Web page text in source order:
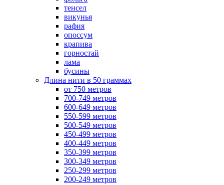
тенсел
викунья
рафия
опоссум
крапива
горностай
лама
бусины
Длина нити в 50 граммах
от 750 метров
700-749 метров
600-649 метров
550-599 метров
500-549 метров
450-499 метров
400-449 метров
350-399 метров
300-349 метров
250-299 метров
200-249 метров